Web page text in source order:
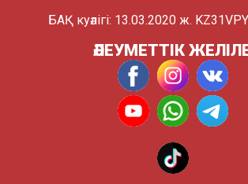
БАҚ куәлігі: 13.03.2020 ж.
ӘЛЕУМЕТТІК